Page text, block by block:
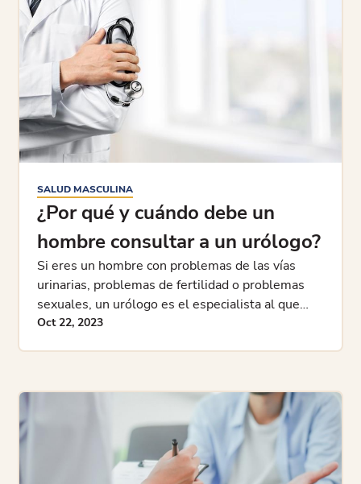
SALUD MASCULINA
¿Por qué y cuándo debe un
hombre consultar a un urólogo?
Si eres un hombre con problemas de las vías
urinarias, problemas de fertilidad o problemas
sexuales, un urólogo es el especialista al que
quieres consultar. Aprenda por qué y cuándo
Oct 22, 2023